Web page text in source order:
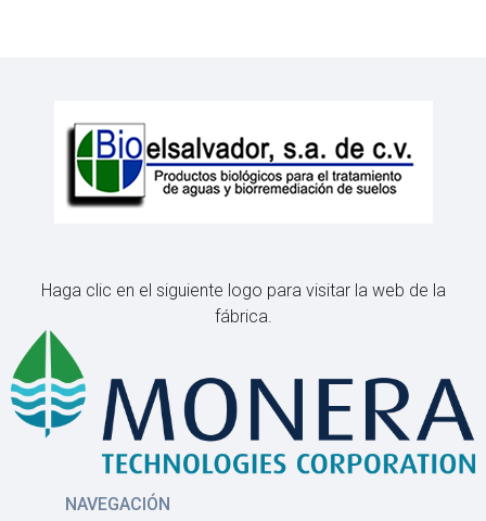
Haga clic en el siguiente logo para visitar la web de la
fábrica.
NAVEGACIÓN